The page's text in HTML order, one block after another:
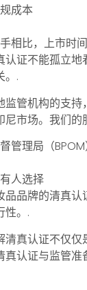
成本
相比，上市时间
认证不能孤立
。.
管机构的支持
市场。我们的
管理局（
人选择
品牌的清真
性。.
真认证不仅
认证与监管